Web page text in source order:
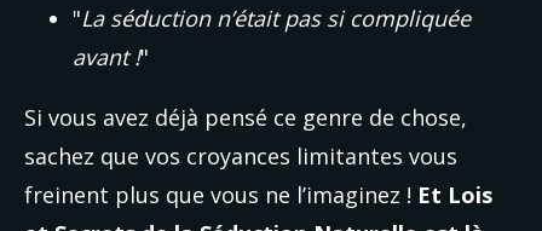
"La séduction n’était pas si compliquée
avant !"
Si vous avez déjà pensé ce genre de chose,
sachez que vos croyances limitantes vous
freinent plus que vous ne l’imaginez ! Et Lois